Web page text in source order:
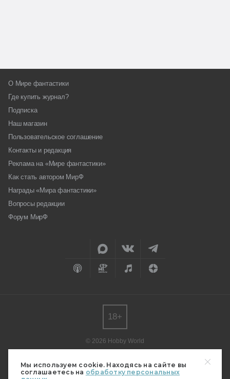
Мы используем cookie. Находясь на сайте вы
соглашаетесь на обработку персональных
О Мире фантастики
Где купить журнал?
Подписка
Наш магазин
Пользовательское соглашение
Контакты и редакция
Реклама на «Мире фантастики»
Как стать автором МирФ
Награды «Мира фантастики»
Вопросы редакции
Форум МирФ
© 2026 Hobby World
редакции.
Мнение авторов может не совпадать с мнением редакции.
18+